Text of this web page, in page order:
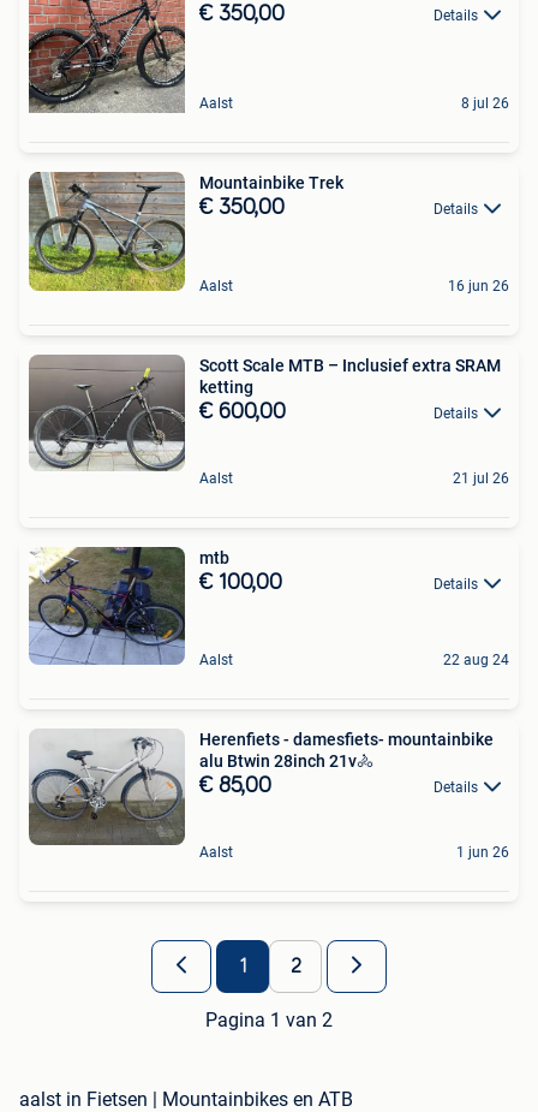
€ 350,00 Details
Aalst 8 jul 26
Mountainbike Trek
€ 350,00 Details
Aalst 16 jun 26
Scott Scale MTB – Inclusief extra SRAM
ketting
€ 600,00 Details
Aalst 21 jul 26
mtb
€ 100,00 Details
Aalst 22 aug 24
Herenfiets - damesfiets- mountainbike
alu Btwin 28inch 21v🚴
€ 85,00 Details
Aalst 1 jun 26
1 2
Pagina 1 van 2
aalst in Fietsen | Mountainbikes en ATB